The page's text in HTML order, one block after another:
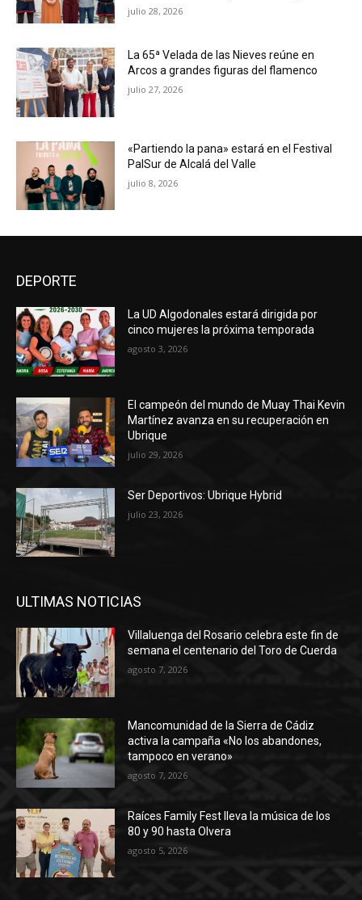
julio 28, 2026
La 65ª Velada de las Nieves reúne en
Arcos a grandes figuras del flamenco
julio 27, 2026
«Partiendo la pana» estará en el Festival
PalSur de Alcalá del Valle
julio 8, 2026
DEPORTE
La UD Algodonales estará dirigida por
cinco mujeres la próxima temporada
agosto 3, 2026
El campeón del mundo de Muay Thai Kevin
Martínez avanza en su recuperación en
Ubrique
julio 29, 2026
Ser Deportivos: Ubrique Hybrid
julio 23, 2026
ULTIMAS NOTICIAS
Villaluenga del Rosario celebra este fin de
semana el centenario del Toro de Cuerda
agosto 7, 2026
Mancomunidad de la Sierra de Cádiz
activa la campaña «No los abandones,
tampoco en verano»
agosto 7, 2026
Raíces Family Fest lleva la música de los
80 y 90 hasta Olvera
agosto 5, 2026